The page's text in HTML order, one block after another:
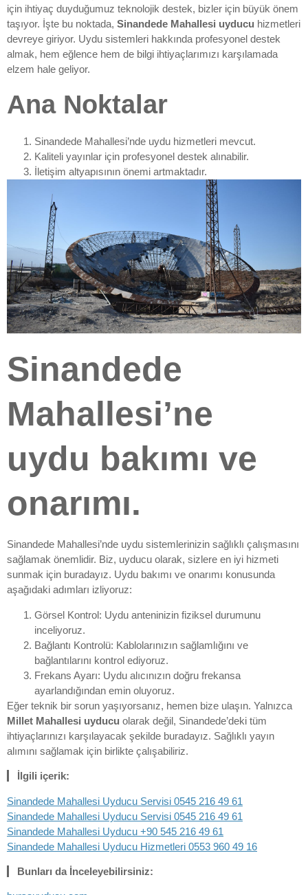
için ihtiyaç duyduğumuz teknolojik destek, bizler için büyük önem
taşıyor. İşte bu noktada, Sinandede Mahallesi uyducu hizmetleri
devreye giriyor. Uydu sistemleri hakkında profesyonel destek
almak, hem eğlence hem de bilgi ihtiyaçlarımızı karşılamada
elzem hale geliyor.
Ana Noktalar
Sinandede Mahallesi’nde uydu hizmetleri mevcut.
Kaliteli yayınlar için profesyonel destek alınabilir.
İletişim altyapısının önemi artmaktadır.
Sinandede
Mahallesi’ne
uydu bakımı ve
onarımı.
Sinandede Mahallesi’nde uydu sistemlerinizin sağlıklı çalışmasını
sağlamak önemlidir. Biz, uyducu olarak, sizlere en iyi hizmeti
sunmak için buradayız. Uydu bakımı ve onarımı konusunda
aşağıdaki adımları izliyoruz:
Görsel Kontrol: Uydu anteninizin fiziksel durumunu
inceliyoruz.
Bağlantı Kontrolü: Kablolarınızın sağlamlığını ve
bağlantılarını kontrol ediyoruz.
Frekans Ayarı: Uydu alıcınızın doğru frekansa
ayarlandığından emin oluyoruz.
Eğer teknik bir sorun yaşıyorsanız, hemen bize ulaşın. Yalnızca
Millet Mahallesi uyducu olarak değil, Sinandede’deki tüm
ihtiyaçlarınızı karşılayacak şekilde buradayız. Sağlıklı yayın
alımını sağlamak için birlikte çalışabiliriz.
İlgili içerik:
Sinandede Mahallesi Uyducu Servisi 0545 216 49 61
Sinandede Mahallesi Uyducu Servisi 0545 216 49 61
Sinandede Mahallesi Uyducu +90 545 216 49 61
Sinandede Mahallesi Uyducu Hizmetleri 0553 960 49 16
Bunları da İnceleyebilirsiniz: